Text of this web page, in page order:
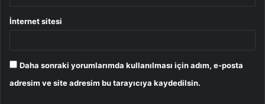
İnternet sitesi
Daha sonraki yorumlarımda kullanılması için adım, e-posta
adresim ve site adresim bu tarayıcıya kaydedilsin.